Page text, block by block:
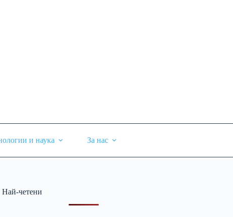
и наука За нас
Най-четени